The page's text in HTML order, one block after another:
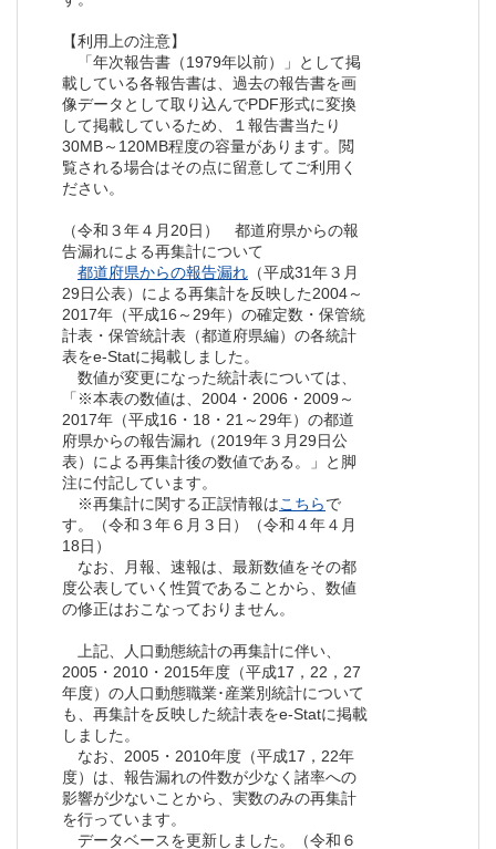
【利用上の注意】
「年次報告書（1979年以前）」として掲
載している各報告書は、過去の報告書を画
像データとして取り込んでPDF形式に変換
して掲載しているため、１報告書当たり
30MB～120MB程度の容量があります。閲
覧される場合はその点に留意してご利用く
ださい。
（令和３年４月20日） 都道府県からの報
告漏れによる再集計について
都道府県からの報告漏れ （平成31年３月
29日公表）による再集計を反映した2004～
2017年（平成16～29年）の確定数・保管統
計表・保管統計表（都道府県編）の各統計
表をe-Statに掲載しました。
数値が変更になった統計表については、
「※本表の数値は、2004・2006・2009～
2017年（平成16・18・21～29年）の都道
府県からの報告漏れ（2019年３月29日公
表）による再集計後の数値である。」と脚
注に付記しています。
※再集計に関する正誤情報はこちらで
す。（令和３年６月３日）（令和４年４月
18日）
なお、月報、速報は、最新数値をその都
度公表していく性質であることから、数値
の修正はおこなっておりません。
上記、人口動態統計の再集計に伴い、
2005・2010・2015年度（平成17，22，27
年度）の人口動態職業･産業別統計について
も、再集計を反映した統計表をe-Statに掲載
しました。
なお、2005・2010年度（平成17，22年
度）は、報告漏れの件数が少なく諸率への
影響が少ないことから、実数のみの再集計
を行っています。
データベースを更新しました。（令和６